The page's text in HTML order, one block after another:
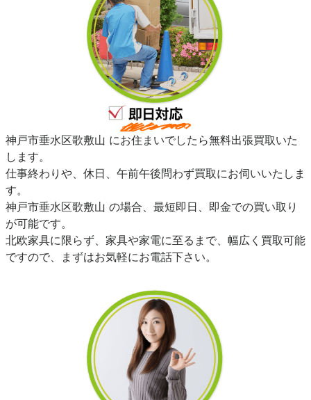
神戸市垂水区歌敷山 にお住まいでしたら無料出張買取いた
します。
仕事終わりや、休日、午前午後問わず買取にお伺いいたしま
す。
神戸市垂水区歌敷山 の場合、最短即日、即金での買い取り
が可能です。
北欧家具に限らず、家具や家電に至るまで、幅広く買取可能
ですので、まずはお気軽にお電話下さい。